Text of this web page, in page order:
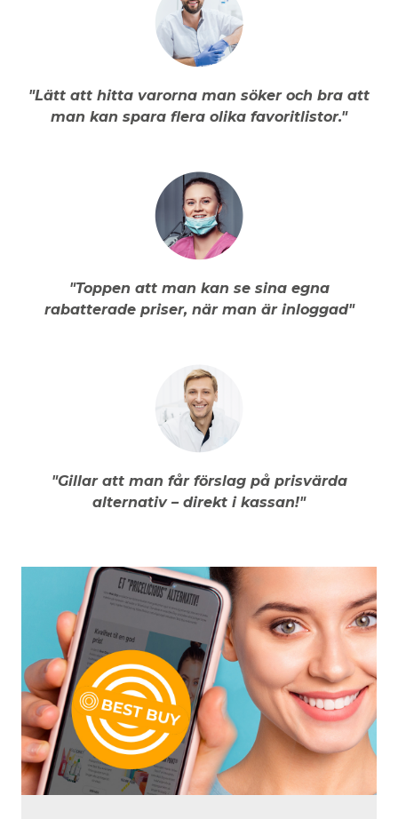
"Lätt att hitta varorna man söker och bra att
man kan spara flera olika favoritlistor."
"Toppen att man kan se sina egna
rabatterade priser, när man är inloggad"
"Gillar att man får förslag på prisvärda
alternativ – direkt i kassan!"